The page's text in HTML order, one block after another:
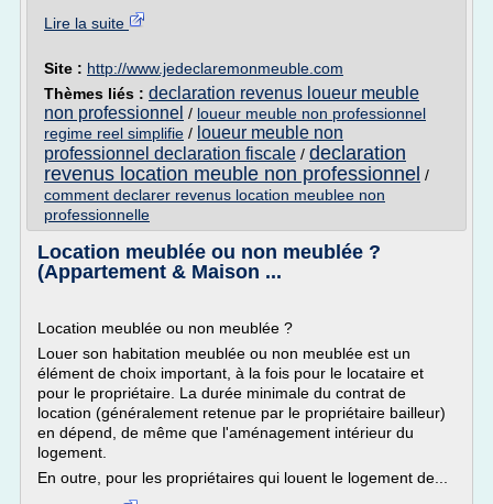
Lire la suite
Site : http://www.jedeclaremonmeuble.com
Thèmes liés : declaration revenus loueur meuble
non professionnel / loueur meuble non professionnel
regime reel simplifie / loueur meuble non
professionnel declaration fiscale / declaration
revenus location meuble non professionnel /
comment declarer revenus location meublee non
professionnelle
Location meublée ou non meublée ?
(Appartement & Maison ...
Location meublée ou non meublée ?
Louer son habitation meublée ou non meublée est un
élément de choix important, à la fois pour le locataire et
pour le propriétaire. La durée minimale du contrat de
location (généralement retenue par le propriétaire bailleur)
en dépend, de même que l'aménagement intérieur du
logement.
En outre, pour les propriétaires qui louent le logement de...